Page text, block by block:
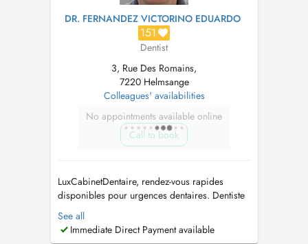
DR. FERNANDEZ VICTORINO EDUARDO
151
Dentist
3, Rue Des Romains,
7220 Helmsange
Colleagues' availabilities
No appointments available online
Call to book
LuxCabinetDentaire, rendez-vous rapides
disponibles pour urgences dentaires. Dentiste
généraliste et praticien en chirurgie orale
proposant des soins dentaires complets :
prévention, dentisterie esthétique,
See all
Immediate Direct Payment available